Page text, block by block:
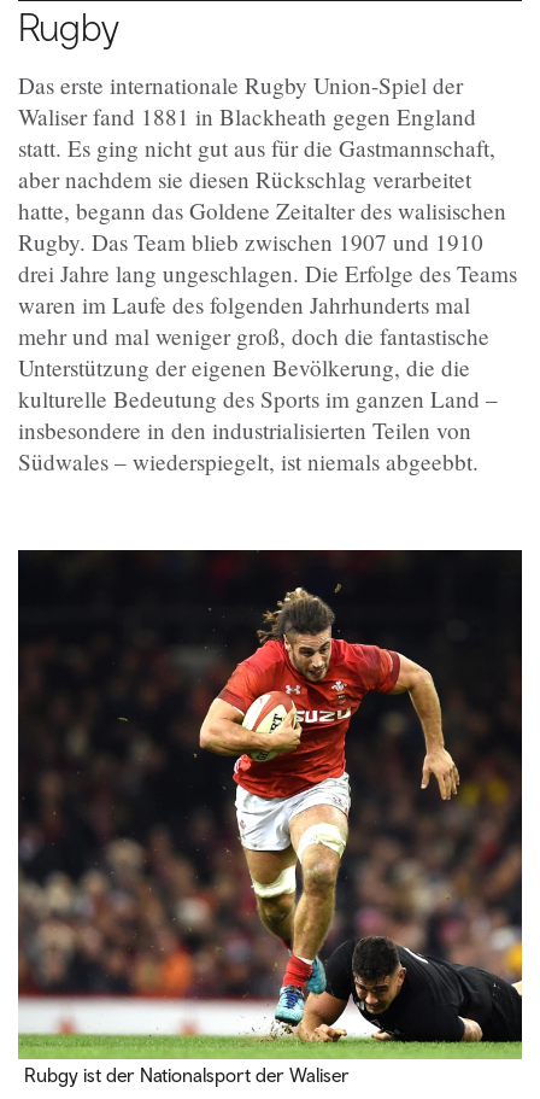
Rugby
Das erste internationale Rugby Union-Spiel der
Waliser fand 1881 in Blackheath gegen England
statt. Es ging nicht gut aus für die Gastmannschaft,
aber nachdem sie diesen Rückschlag verarbeitet
hatte, begann das Goldene Zeitalter des walisischen
Rugby. Das Team blieb zwischen 1907 und 1910
drei Jahre lang ungeschlagen. Die Erfolge des Teams
waren im Laufe des folgenden Jahrhunderts mal
mehr und mal weniger groß, doch die fantastische
Unterstützung der eigenen Bevölkerung, die die
kulturelle Bedeutung des Sports im ganzen Land –
insbesondere in den industrialisierten Teilen von
Südwales – wiederspiegelt, ist niemals abgeebbt.
Rubgy ist der Nationalsport der Waliser